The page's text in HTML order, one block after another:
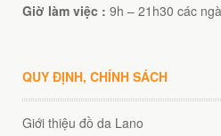
Giờ làm việc : 9h – 21h30 các
QUY ĐỊNH, CHÍNH SÁCH
Giới thiệu đồ da Lano